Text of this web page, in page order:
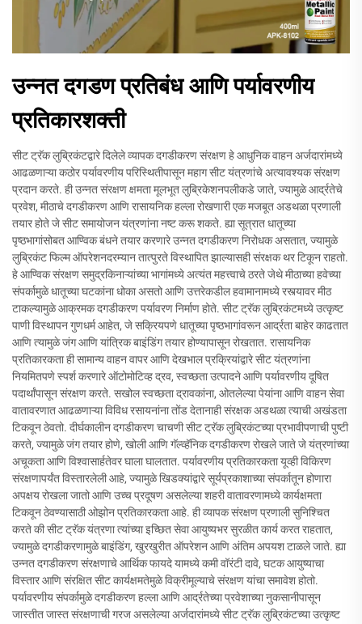
उन्नत दगडण प्रतिबंध आणि पर्यावरणीय
प्रतिकारशक्ती
सीट ट्रॅक लुब्रिकंटद्वारे दिलेले व्यापक दगडीकरण संरक्षण हे आधुनिक वाहन अर्जदारांमध्ये
आढळणाऱ्या कठोर पर्यावरणीय परिस्थितीपासून महाग सीट यंत्रणांचे अत्यावश्यक संरक्षण
प्रदान करते. ही उन्नत संरक्षण क्षमता मूलभूत लुब्रिकेशनपलीकडे जाते, ज्यामुळे आर्द्रतेचे
प्रवेश, मीठाचे दगडीकरण आणि रासायनिक हल्ला रोखणारी एक मजबूत अडथळा प्रणाली
तयार होते जे सीट समायोजन यंत्रणांना नष्ट करू शकते. ह्या सूत्रात धातूच्या
पृष्ठभागांसोबत आण्विक बंधने तयार करणारे उन्नत दगडीकरण निरोधक असतात, ज्यामुळे
लुब्रिकंट फिल्म ऑपरेशनदरम्यान तात्पुरते विस्थापित झाल्यासही संरक्षक थर टिकून राहतो.
हे आण्विक संरक्षण समुद्रकिनाऱ्यांच्या भागांमध्ये अत्यंत महत्त्वाचे ठरते जेथे मीठाच्या हवेच्या
संपर्कामुळे धातूच्या घटकांना धोका असतो आणि उत्तरेकडील हवामानामध्ये रस्त्यावर मीठ
टाकल्यामुळे आक्रमक दगडीकरण पर्यावरण निर्माण होते. सीट ट्रॅक लुब्रिकंटमध्ये उत्कृष्ट
पाणी विस्थापन गुणधर्म आहेत, जे सक्रियपणे धातूच्या पृष्ठभागांवरून आर्द्रता बाहेर काढतात
आणि त्यामुळे जंग आणि यांत्रिक बाइंडिंग तयार होण्यापासून रोखतात. रासायनिक
प्रतिकारकता ही सामान्य वाहन वापर आणि देखभाल प्रक्रियांद्वारे सीट यंत्रणांना
नियमितपणे स्पर्श करणारे ऑटोमोटिव्ह द्रव, स्वच्छता उत्पादने आणि पर्यावरणीय दूषित
पदार्थांपासून संरक्षण करते. सखोल स्वच्छता द्रावकांना, ओतलेल्या पेयांना आणि वाहन सेवा
वातावरणात आढळणाऱ्या विविध रसायनांना तोंड देतानाही संरक्षक अडथळा त्याची अखंडता
टिकवून ठेवतो. दीर्घकालीन दगडीकरण चाचणी सीट ट्रॅक लुब्रिकंटच्या प्रभावीपणाची पुष्टी
करते, ज्यामुळे जंग तयार होणे, खोली आणि गॅल्व्हॅनिक दगडीकरण रोखले जाते जे यंत्रणांच्या
अचूकता आणि विश्वासार्हतेवर घाला घालतात. पर्यावरणीय प्रतिकारकता यूव्ही विकिरण
संरक्षणापर्यंत विस्तारलेली आहे, ज्यामुळे खिडक्यांद्वारे सूर्यप्रकाशाच्या संपर्कातून होणारा
अपक्षय रोखला जातो आणि उच्च प्रदूषण असलेल्या शहरी वातावरणामध्ये कार्यक्षमता
टिकवून ठेवण्यासाठी ओझोन प्रतिकारकता आहे. ही व्यापक संरक्षण प्रणाली सुनिश्चित
करते की सीट ट्रॅक यंत्रणा त्यांच्या इच्छित सेवा आयुष्यभर सुरळीत कार्य करत राहतात,
ज्यामुळे दगडीकरणामुळे बाइंडिंग, खुरखुरीत ऑपरेशन आणि अंतिम अपयश टाळले जाते. ह्या
उन्नत दगडीकरण संरक्षणाचे आर्थिक फायदे यामध्ये कमी वॉरंटी दावे, घटक आयुष्याचा
विस्तार आणि संरक्षित सीट कार्यक्षमतेमुळे विक्रीमूल्याचे संरक्षण यांचा समावेश होतो.
पर्यावरणीय संपर्कामुळे दगडीकरण हल्ला आणि आर्द्रतेच्या प्रवेशाच्या नुकसानीपासून
जास्तीत जास्त संरक्षणाची गरज असलेल्या अर्जदारांमध्ये सीट ट्रॅक लुब्रिकंटच्या उत्कृष्ट